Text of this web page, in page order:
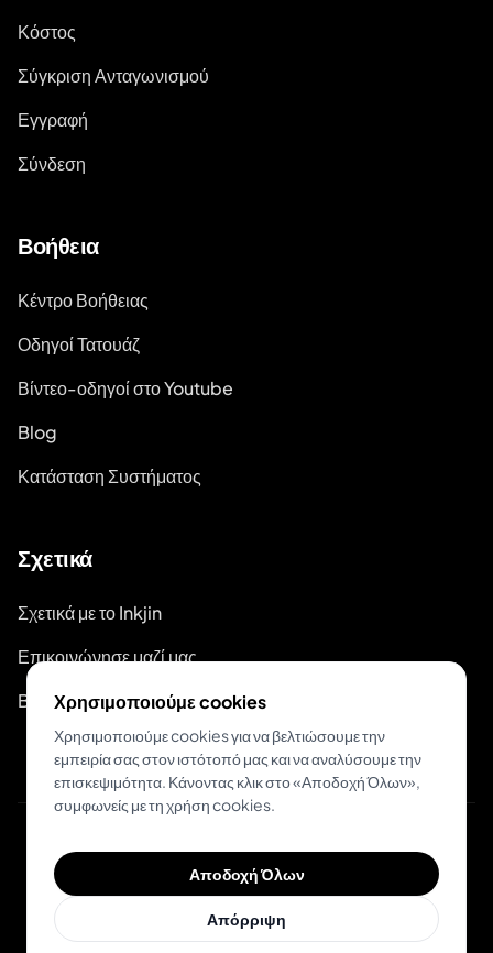
Κόστος
Σύγκριση Ανταγωνισμού
Εγγραφή
Σύνδεση
Βοήθεια
Κέντρο Βοήθειας
Οδηγοί Τατουάζ
Βίντεο-οδηγοί στο Youtube
Blog
Κατάσταση Συστήματος
Σχετικά
Σχετικά με το Inkjin
Επικοινώνησε μαζί μας
Branding Kit
© 2026 Inkjin
Πολιτική ΑπορρήτουΌροι Χρήσης
Χρησιμοποιούμε cookies
Χρησιμοποιούμε cookies για να βελτιώσουμε την
εμπειρία σας στον ιστότοπό μας και να αναλύσουμε την
επισκεψιμότητα. Κάνοντας κλικ στο «Αποδοχή Όλων»,
συμφωνείς με τη χρήση cookies.
Αποδοχή Όλων
Απόρριψη